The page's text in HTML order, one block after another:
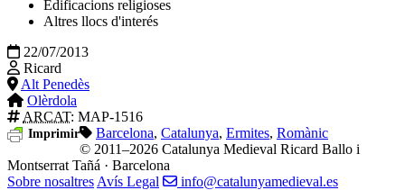
Edificacions religioses
Altres llocs d'interés
22/07/2013
Ricard
Alt Penedès
Olèrdola
ARCAT: MAP-1516
Imprimir Barcelona, Catalunya, Ermites, Romànic
© 2011–2026 Catalunya Medieval Ricard Ballo i
Montserrat Tañá · Barcelona
Sobre nosaltres Avís Legal
info@catalunyamedieval.es